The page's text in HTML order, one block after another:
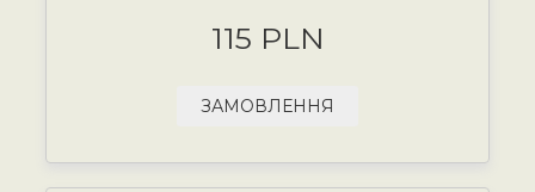
115 PLN
ЗАМОВЛЕННЯ